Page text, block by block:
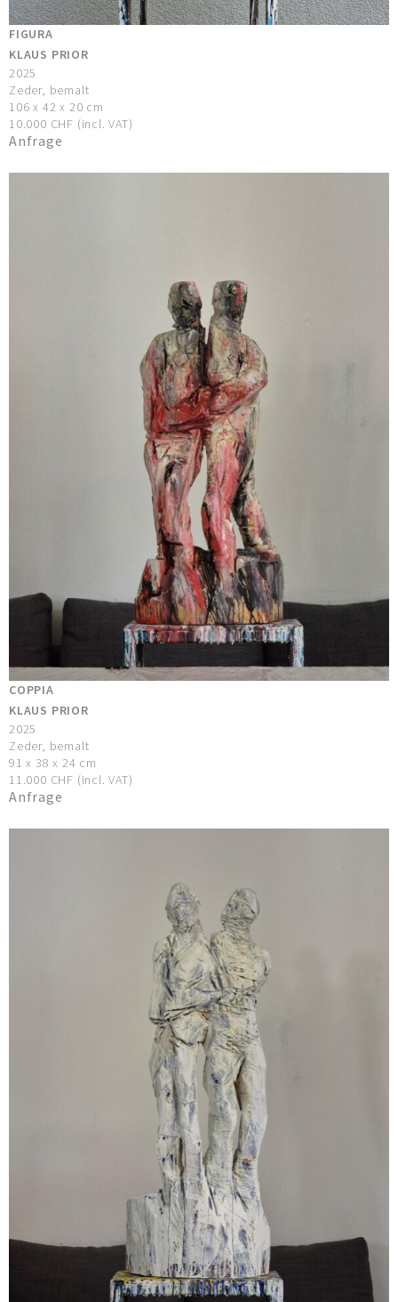
FIGURA
KLAUS PRIOR
2025
Zeder, bemalt
106 x 42 x 20 cm
10.000 CHF (incl. VAT)
Anfrage
COPPIA
KLAUS PRIOR
2025
Zeder, bemalt
91 x 38 x 24 cm
11.000 CHF (incl. VAT)
Anfrage